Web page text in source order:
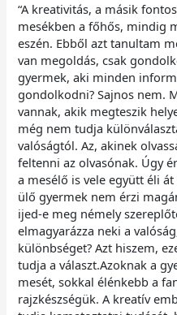
“A kreativitás, a másik
mesékben a főhős, mindig
eszén. Ebből azt tanultam
van megoldás, csak
gyermek, aki minden
gondolkodni? Sajnos nem.
vannak, akik megteszik
még nem tudja
valóságtól. Az, akinek
feltenni az olvasónak. Úgy
a mesélő is vele együtt éli
ülő gyermek nem érzi
ijed-e meg némely
elmagyarázza neki a
különbséget? Azt hiszem,
tudja a választ.Azoknak a
mesét, sokkal élénkebb a
rajzkészségük. A kreatív